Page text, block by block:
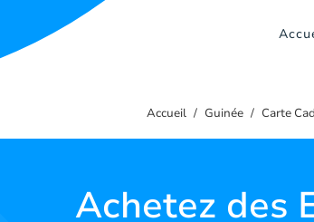
Accueil Guinée Carte
Achetez des